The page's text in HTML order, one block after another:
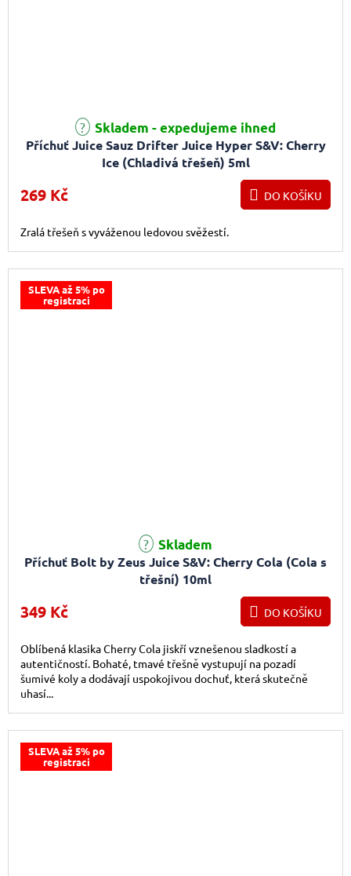
Příchuť Juice Sauz Drifter Juice Hyper S&V: Cherry
Ice (Chladivá třešeň) 5ml
Skladem - expedujeme ihned
269 Kč DO KOŠÍKU
Zralá třešeň s vyváženou ledovou svěžestí.
SLEVA až 5% po
registraci
Příchuť Bolt by Zeus Juice S&V: Cherry Cola (Cola s
třešní) 10ml
Skladem
349 Kč DO KOŠÍKU
Oblíbená klasika Cherry Cola jiskří vznešenou sladkostí a
autentičností. Bohaté, tmavé třešně vystupují na pozadí
šumivé koly a dodávají uspokojivou dochuť, která skutečně
uhasí...
SLEVA až 5% po
registraci